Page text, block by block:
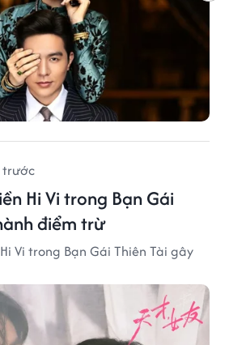
trước
Hi Vi trong Bạn Gái
điểm trừ
Vi trong Bạn Gái Thiên Tài gây